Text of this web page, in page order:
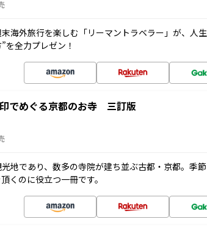
海外旅行を楽しむ「リーマントラベラー」が、人
を全力プレゼン！
でめぐる京都のお寺 三訂版
地であり、数多の寺院が建ち並ぶ古都・京都。季
くのに役立つ一冊です。